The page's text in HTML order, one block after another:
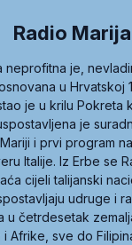
Radio Marija
neprofitna je,
u Hrvatskoj
je u krilu Pokreta
je
i prvi program
Italije. Iz Erbe se
cijeli talijanski
udruge i
u četrdesetak
Afrike, sve do